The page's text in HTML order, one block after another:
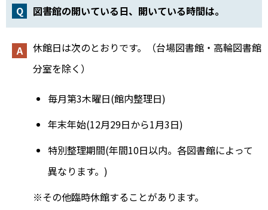
図書館の開いている日、開いている時間は。
休館日は次のとおりです。（台場図書館・高輪図書館
分室を除く）
毎月第3木曜日(館内整理日)
年末年始(12月29日から1月3日)
特別整理期間(年間10日以内。各図書館によって
異なります。)
※その他臨時休館することがあります。